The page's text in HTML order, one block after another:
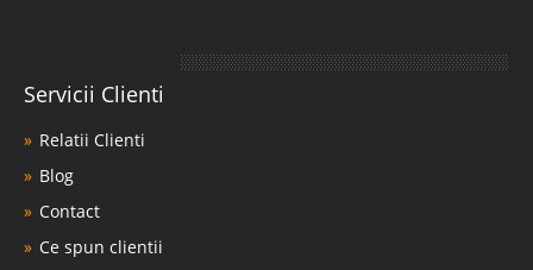
Servicii Clienti
Relatii Clienti
Blog
Contact
Ce spun clientii